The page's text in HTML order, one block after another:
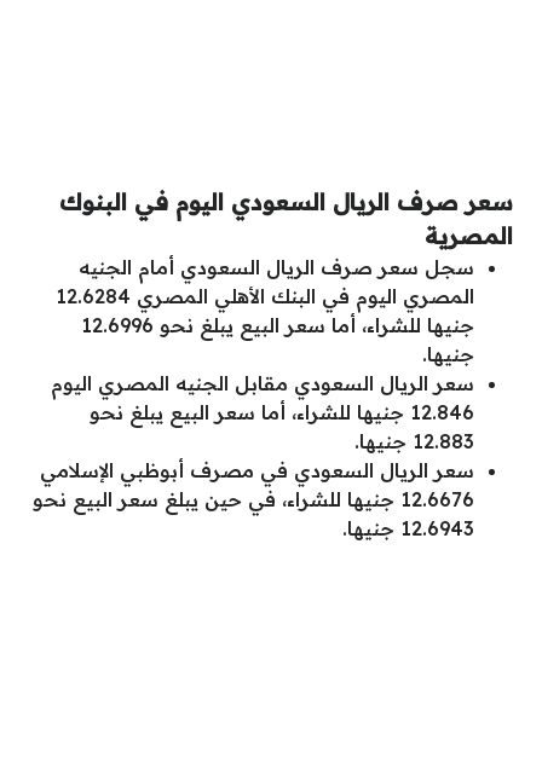
سعر صرف الريال السعودي اليوم في البنوك
المصرية
سجل سعر صرف الريال السعودي أمام الجنيه
المصري اليوم في البنك الأهلي المصري 12.6284
جنيها للشراء، أما سعر البيع يبلغ نحو 12.6996
جنيها.
سعر الريال السعودي مقابل الجنيه المصري اليوم
12.846 جنيها للشراء، أما سعر البيع يبلغ نحو
12.883 جنيها.
سعر الريال السعودي في مصرف أبوظبي الإسلامي
12.6676 جنيها للشراء، في حين يبلغ سعر البيع نحو
12.6943 جنيها.